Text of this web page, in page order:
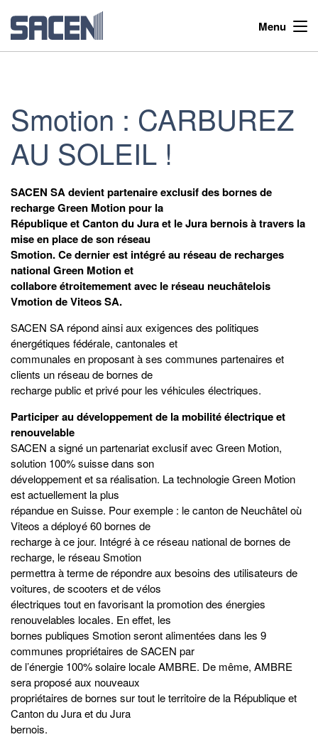
Menu
Smotion : CARBUREZ
AU SOLEIL !
SACEN SA devient partenaire exclusif des bornes de
recharge Green Motion pour la
République et Canton du Jura et le Jura bernois à travers la
mise en place de son réseau
Smotion. Ce dernier est intégré au réseau de recharges
national Green Motion et
collabore étroitemement avec le réseau neuchâtelois
Vmotion de Viteos SA.
SACEN SA répond ainsi aux exigences des politiques
énergétiques fédérale, cantonales et
communales en proposant à ses communes partenaires et
clients un réseau de bornes de
recharge public et privé pour les véhicules électriques.
Participer au développement de la mobilité électrique et
renouvelable
SACEN a signé un partenariat exclusif avec Green Motion,
solution 100% suisse dans son
développement et sa réalisation. La technologie Green Motion
est actuellement la plus
répandue en Suisse. Pour exemple : le canton de Neuchâtel où
Viteos a déployé 60 bornes de
recharge à ce jour. Intégré à ce réseau national de bornes de
recharge, le réseau Smotion
permettra à terme de répondre aux besoins des utilisateurs de
voitures, de scooters et de vélos
électriques tout en favorisant la promotion des énergies
renouvelables locales. En effet, les
bornes publiques Smotion seront alimentées dans les 9
communes propriétaires de SACEN par
de l’énergie 100% solaire locale AMBRE. De même, AMBRE
sera proposé aux nouveaux
propriétaires de bornes sur tout le territoire de la République et
Canton du Jura et du Jura
bernois.